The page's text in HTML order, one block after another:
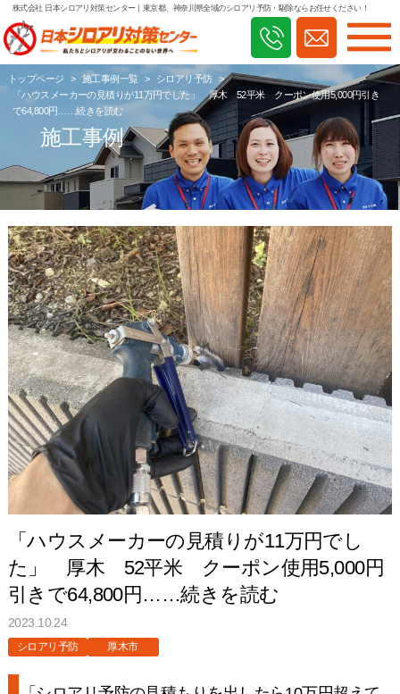
株式会社 日本シロアリ対策センター｜東京都、神奈川県全域のシロアリ予防・駆除ならお任せください！
トップページ > 施工事例一覧 > シロアリ予防
>
「ハウスメーカーの見積りが11万円でした」 厚木 52平米 クーポン使用5,000円引き
で64,800円……続きを読む
施工事例
「ハウスメーカーの見積りが11万円でし
た」 厚木 52平米 クーポン使用5,000円
引きで64,800円……続きを読む
2023.10.24
シロアリ予防 厚木市